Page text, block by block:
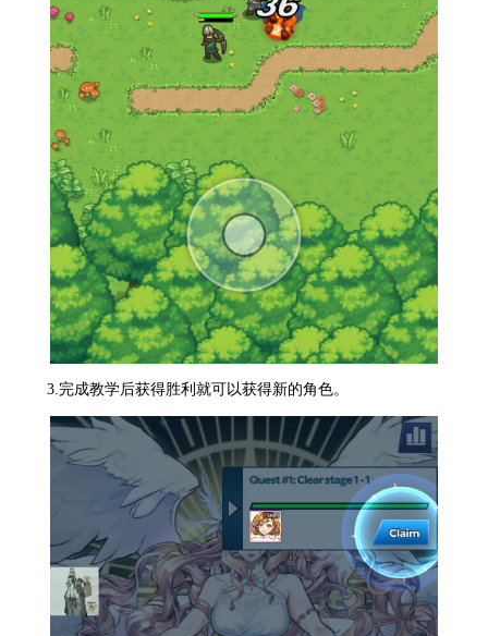
3.完成教学后获得胜利就可以获得新的角色。